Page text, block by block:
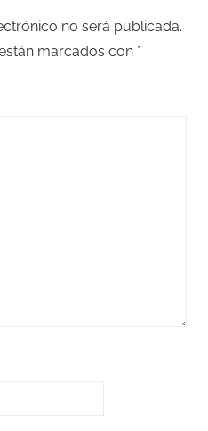
no será publicada.
marcados con *